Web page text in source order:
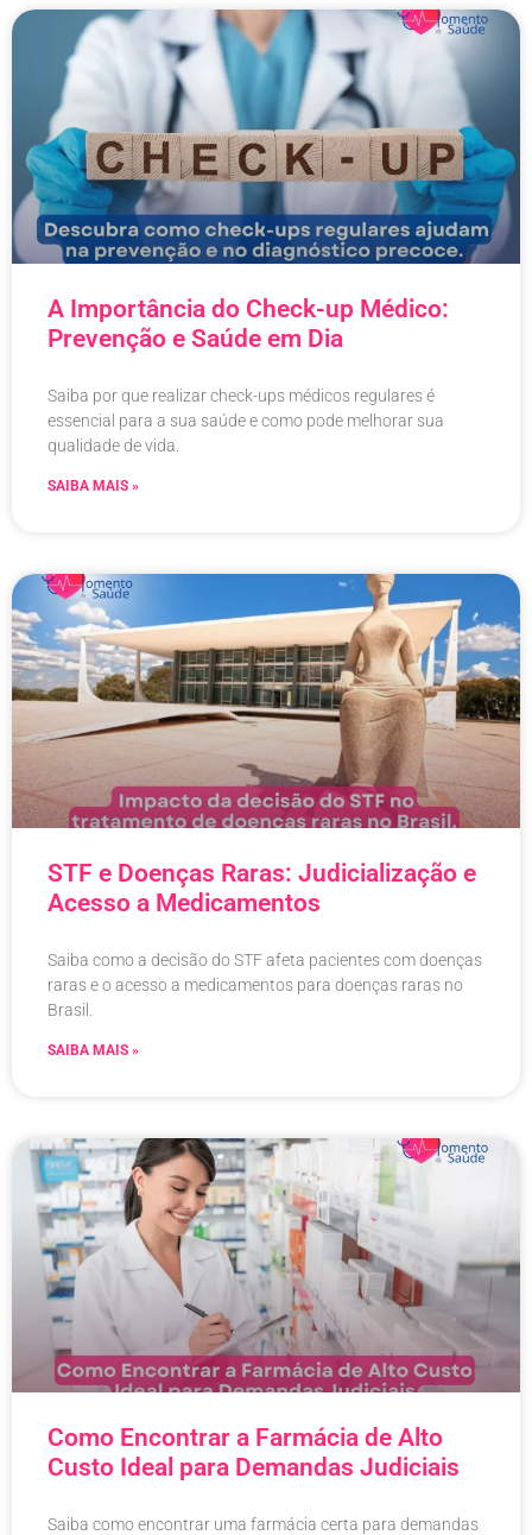
A Importância do Check-up Médico:
Prevenção e Saúde em Dia
Saiba por que realizar check-ups médicos regulares é
essencial para a sua saúde e como pode melhorar sua
qualidade de vida.
SAIBA MAIS »
STF e Doenças Raras: Judicialização e
Acesso a Medicamentos
Saiba como a decisão do STF afeta pacientes com doenças
raras e o acesso a medicamentos para doenças raras no
Brasil.
SAIBA MAIS »
Como Encontrar a Farmácia de Alto
Custo Ideal para Demandas Judiciais
Saiba como encontrar uma farmácia certa para demandas